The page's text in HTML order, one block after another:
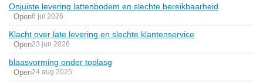
Onjuiste levering lattenbodem en slechte bereikbaarheid
Open8 jul 2026
Klacht over late levering en slechte klantenservice
Open23 jun 2026
blaasvorming onder toplasg
Open24 aug 2025